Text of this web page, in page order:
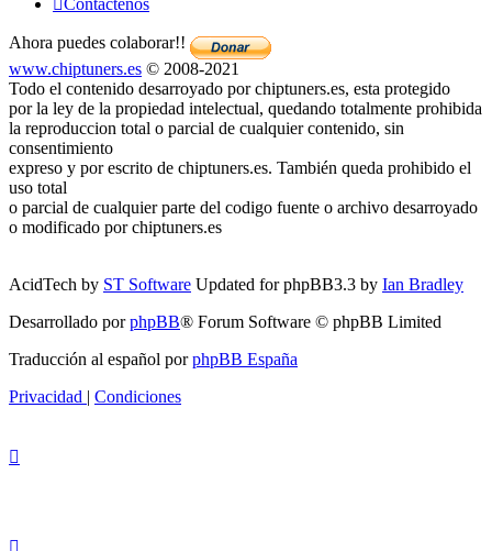
Ahora puedes colaborar!!
www.chiptuners.es © 2008-2021
Todo el contenido desarroyado por chiptuners.es, esta protegido
por la ley de la propiedad intelectual, quedando totalmente prohibida
la reproduccion total o parcial de cualquier contenido, sin
consentimiento
expreso y por escrito de chiptuners.es. También queda prohibido el
uso total
o parcial de cualquier parte del codigo fuente o archivo desarroyado
o modificado por chiptuners.es
AcidTech by ST Software Updated for phpBB3.3 by Ian Bradley
Desarrollado porphpBB® Forum Software © phpBB Limited
Traducción al español porphpBB España
Privacidad | Condiciones